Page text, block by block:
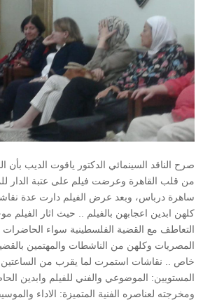
صرح الناقد السينمائي الدكتور ياقوت الديب بأن
من قلب القاهرة وعرضت فيلم على عتبة الدار
ساهرة درباس، وبعد عرض الفيلم دارت عدة
كلهن ابدين اعجابهن بالفيلم .. حيث اثار الفيلم
التعاطف مع القضية الفلسطينية سواء الحاضرات
المصريات وكلهن من الناشطات والمهتمين
خاص .. نقاشات استمرت لما يقرب من
المستويين: الموضوعي والفني للفيلم وابدين
ومخرجته لعناصره الفنية المتميزة: الاداء